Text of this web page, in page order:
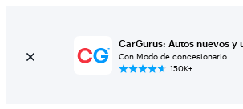
CarGurus: Autos nuevos y
Con Modo de concesionario
150K+